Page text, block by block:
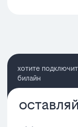
хотите
билайн